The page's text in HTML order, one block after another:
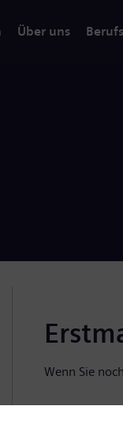
Über uns
Wenn Sie